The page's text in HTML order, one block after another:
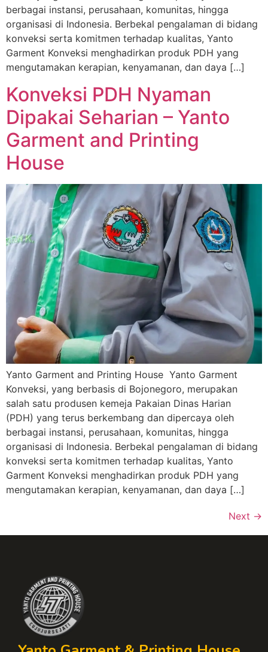
berbagai instansi, perusahaan, komunitas, hingga
organisasi di Indonesia. Berbekal pengalaman di bidang
konveksi serta komitmen terhadap kualitas, Yanto
Garment Konveksi menghadirkan produk PDH yang
mengutamakan kerapian, kenyamanan, dan daya […]
Konveksi PDH Nyaman
Dipakai Seharian – Yanto
Garment and Printing
House
Yanto Garment and Printing House Yanto Garment
Konveksi, yang berbasis di Bojonegoro, merupakan
salah satu produsen kemeja Pakaian Dinas Harian
(PDH) yang terus berkembang dan dipercaya oleh
berbagai instansi, perusahaan, komunitas, hingga
organisasi di Indonesia. Berbekal pengalaman di bidang
konveksi serta komitmen terhadap kualitas, Yanto
Garment Konveksi menghadirkan produk PDH yang
mengutamakan kerapian, kenyamanan, dan daya […]
Next →